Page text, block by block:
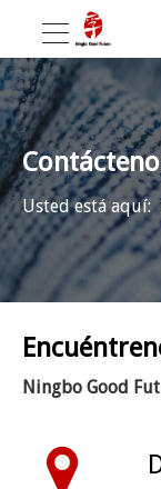
Usted está aquí:
Ningbo Good